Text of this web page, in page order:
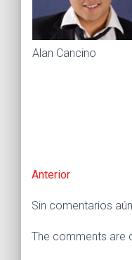
Alan Cancino
Anterior
Sin comentarios aún
The comments are